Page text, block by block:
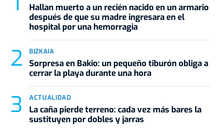
Hallan muerto a un recién nacido en un armario
después de que su madre ingresara en el
hospital por una hemorragia
BIZKAIA
Sorpresa en Bakio: un pequeño tiburón obliga a
cerrar la playa durante una hora
ACTUALIDAD
La caña pierde terreno: cada vez más bares la
sustituyen por dobles y jarras